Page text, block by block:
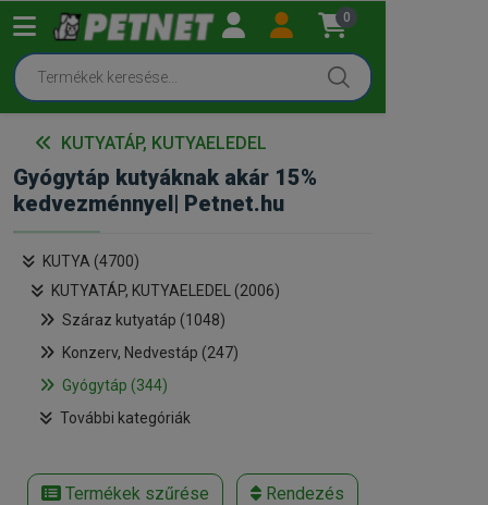
0
KUTYATÁP, KUTYAELEDEL
Gyógytáp kutyáknak akár 15%
kedvezménnyel| Petnet.hu
KUTYA (4700)
KUTYATÁP, KUTYAELEDEL (2006)
Száraz kutyatáp (1048)
Konzerv, Nedvestáp (247)
Gyógytáp (344)
További kategóriák
Termékek szűrése Rendezés